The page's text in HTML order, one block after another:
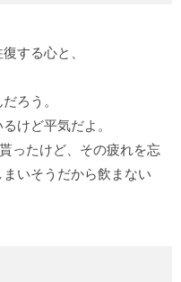
する心と、
ろう。
けど平気だよ。
ったけど、その疲れを忘
いそうだから飲まない